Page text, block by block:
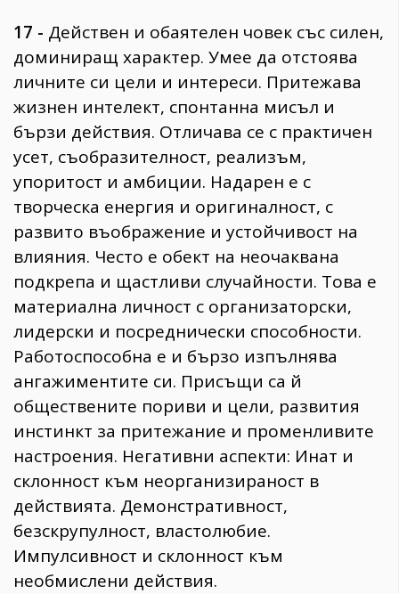
17 - Действен и обаятелен човек със силен,
доминиращ характер. Умее да отстоява
личните си цели и интереси. Притежава
жизнен интелект, спонтанна мисъл и
бързи действия. Отличава се с практичен
усет, съобразителност, реализъм,
упоритост и амбиции. Надарен е с
творческа енергия и оригиналност, с
развито въображение и устойчивост на
влияния. Често е обект на неочаквана
подкрепа и щастливи случайности. Това е
материална личност с организаторски,
лидерски и посреднически способности.
Работоспособна е и бързо изпълнява
ангажиментите си. Присъщи са й
обществените пориви и цели, развития
инстинкт за притежание и променливите
настроения. Негативни аспекти: Инат и
склонност към неорганизираност в
действията. Демонстративност,
безскрупулност, властолюбие.
Импулсивност и склонност към
необмислени действия.